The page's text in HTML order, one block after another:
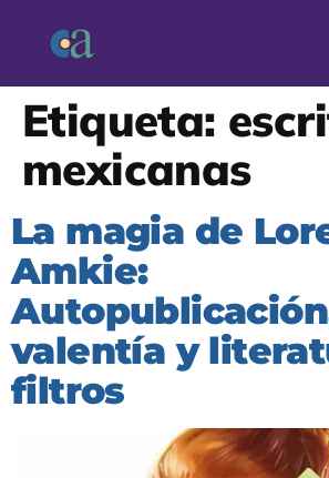
Etiqueta:
mexicanas
La magia de
Amkie:
valentía y
filtros